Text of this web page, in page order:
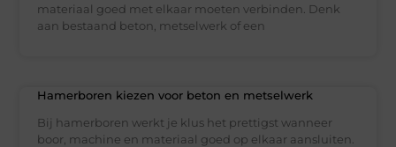
materiaal goed met elkaar moeten verbinden. Denk
aan bestaand beton, metselwerk of een
Hamerboren kiezen voor beton en metselwerk
Bij hamerboren werkt je klus het prettigst wanneer
boor, machine en materiaal goed op elkaar aansluiten.